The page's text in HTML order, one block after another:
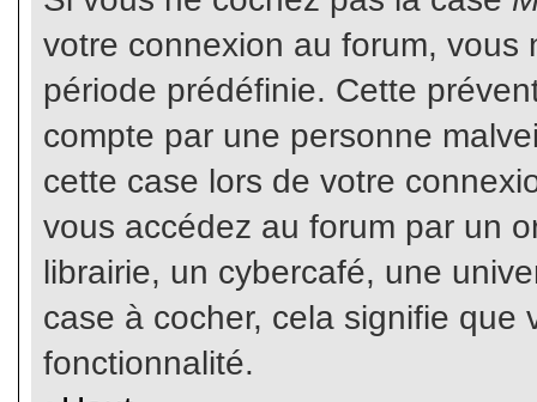
votre connexion au forum,
période prédéfinie. Cette
compte par une personne
cette case lors de votre
vous accédez au forum par un
librairie, un cybercafé, une
case à cocher, cela signifie que
fonctionnalité.